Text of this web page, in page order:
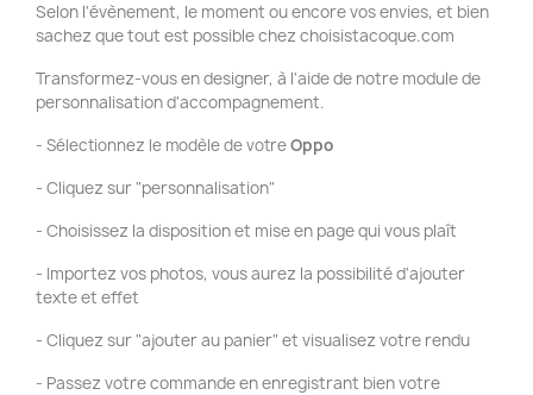
Selon l'évènement, le moment ou encore vos envies, et bien
sachez que tout est possible chez choisistacoque.com
Transformez-vous en designer, à l'aide de notre module de
personnalisation d'accompagnement.
- Sélectionnez le modèle de votreOppo
- Cliquez sur "personnalisation"
- Choisissez la disposition et mise en page qui vous plaît
- Importez vos photos, vous aurez la possibilité d'ajouter
texte et effet
- Cliquez sur "ajouter au panier" et visualisez votre rendu
- Passez votre commande en enregistrant bien votre